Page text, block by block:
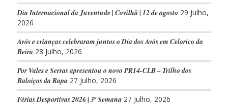
Dia Internacional da Juventude | Covilhã | 12 de agosto 29 Julho,
2026
Avós e crianças celebraram juntos o Dia dos Avós em Celorico da
Beira 28 Julho, 2026
Por Vales e Serras apresentou o novo PR14-CLB – Trilho dos
Baloiços da Rapa 27 Julho, 2026
Férias Desportivas 2026 | 3ª Semana 27 Julho, 2026